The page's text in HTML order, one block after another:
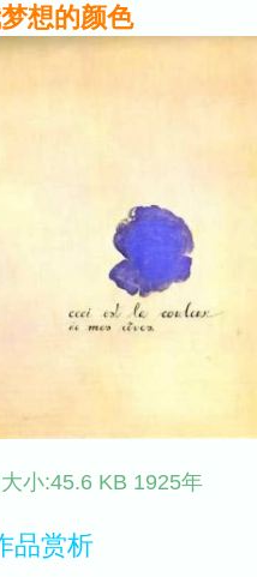
想的颜色
小:45.6 KB 1925年
品赏析